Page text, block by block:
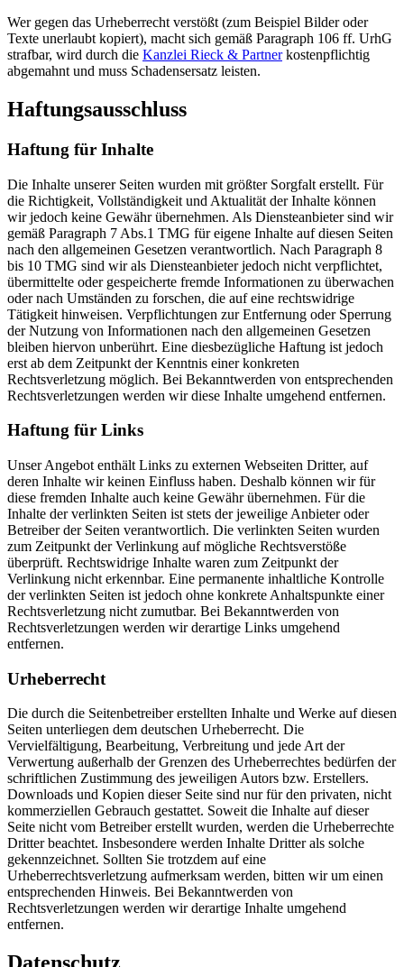
Wer gegen das Urheberrecht verstößt (zum Beispiel Bilder oder
Texte unerlaubt kopiert), macht sich gemäß Paragraph 106 ff. UrhG
strafbar, wird durch die Kanzlei Rieck & Partner kostenpflichtig
abgemahnt und muss Schadensersatz leisten.
Haftungsausschluss
Haftung für Inhalte
Die Inhalte unserer Seiten wurden mit größter Sorgfalt erstellt. Für
die Richtigkeit, Vollständigkeit und Aktualität der Inhalte können
wir jedoch keine Gewähr übernehmen. Als Diensteanbieter sind wir
gemäß Paragraph 7 Abs.1 TMG für eigene Inhalte auf diesen Seiten
nach den allgemeinen Gesetzen verantwortlich. Nach Paragraph 8
bis 10 TMG sind wir als Diensteanbieter jedoch nicht verpflichtet,
übermittelte oder gespeicherte fremde Informationen zu überwachen
oder nach Umständen zu forschen, die auf eine rechtswidrige
Tätigkeit hinweisen. Verpflichtungen zur Entfernung oder Sperrung
der Nutzung von Informationen nach den allgemeinen Gesetzen
bleiben hiervon unberührt. Eine diesbezügliche Haftung ist jedoch
erst ab dem Zeitpunkt der Kenntnis einer konkreten
Rechtsverletzung möglich. Bei Bekanntwerden von entsprechenden
Rechtsverletzungen werden wir diese Inhalte umgehend entfernen.
Haftung für Links
Unser Angebot enthält Links zu externen Webseiten Dritter, auf
deren Inhalte wir keinen Einfluss haben. Deshalb können wir für
diese fremden Inhalte auch keine Gewähr übernehmen. Für die
Inhalte der verlinkten Seiten ist stets der jeweilige Anbieter oder
Betreiber der Seiten verantwortlich. Die verlinkten Seiten wurden
zum Zeitpunkt der Verlinkung auf mögliche Rechtsverstöße
überprüft. Rechtswidrige Inhalte waren zum Zeitpunkt der
Verlinkung nicht erkennbar. Eine permanente inhaltliche Kontrolle
der verlinkten Seiten ist jedoch ohne konkrete Anhaltspunkte einer
Rechtsverletzung nicht zumutbar. Bei Bekanntwerden von
Rechtsverletzungen werden wir derartige Links umgehend
entfernen.
Urheberrecht
Die durch die Seitenbetreiber erstellten Inhalte und Werke auf diesen
Seiten unterliegen dem deutschen Urheberrecht. Die
Vervielfältigung, Bearbeitung, Verbreitung und jede Art der
Verwertung außerhalb der Grenzen des Urheberrechtes bedürfen der
schriftlichen Zustimmung des jeweiligen Autors bzw. Erstellers.
Downloads und Kopien dieser Seite sind nur für den privaten, nicht
kommerziellen Gebrauch gestattet. Soweit die Inhalte auf dieser
Seite nicht vom Betreiber erstellt wurden, werden die Urheberrechte
Dritter beachtet. Insbesondere werden Inhalte Dritter als solche
gekennzeichnet. Sollten Sie trotzdem auf eine
Urheberrechtsverletzung aufmerksam werden, bitten wir um einen
entsprechenden Hinweis. Bei Bekanntwerden von
Rechtsverletzungen werden wir derartige Inhalte umgehend
entfernen.